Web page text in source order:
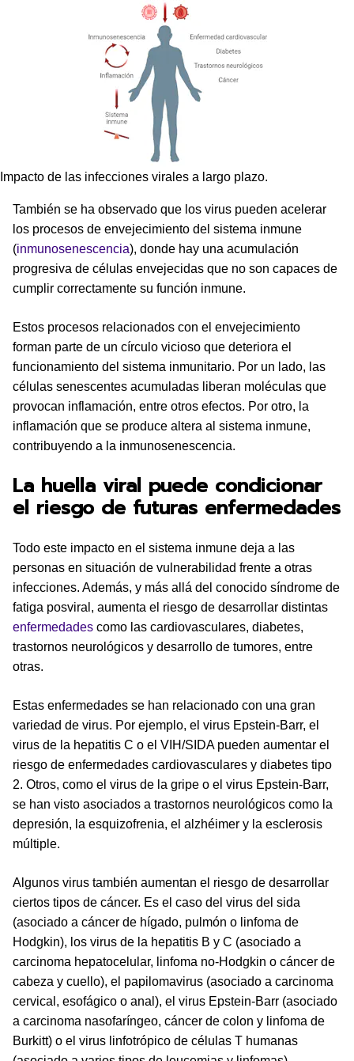
Impacto de las infecciones virales a largo plazo.
También se ha observado que los virus pueden acelerar
los procesos de envejecimiento del sistema inmune
(inmunosenescencia), donde hay una acumulación
progresiva de células envejecidas que no son capaces de
cumplir correctamente su función inmune.
Estos procesos relacionados con el envejecimiento
forman parte de un círculo vicioso que deteriora el
funcionamiento del sistema inmunitario. Por un lado, las
células senescentes acumuladas liberan moléculas que
provocan inflamación, entre otros efectos. Por otro, la
inflamación que se produce altera al sistema inmune,
contribuyendo a la inmunosenescencia.
La huella viral puede condicionar
el riesgo de futuras enfermedades
Todo este impacto en el sistema inmune deja a las
personas en situación de vulnerabilidad frente a otras
infecciones. Además, y más allá del conocido síndrome de
fatiga posviral, aumenta el riesgo de desarrollar distintas
enfermedades como las cardiovasculares, diabetes,
trastornos neurológicos y desarrollo de tumores, entre
otras.
Estas enfermedades se han relacionado con una gran
variedad de virus. Por ejemplo, el virus Epstein-Barr, el
virus de la hepatitis C o el VIH/SIDA pueden aumentar el
riesgo de enfermedades cardiovasculares y diabetes tipo
2. Otros, como el virus de la gripe o el virus Epstein-Barr,
se han visto asociados a trastornos neurológicos como la
depresión, la esquizofrenia, el alzhéimer y la esclerosis
múltiple.
Algunos virus también aumentan el riesgo de desarrollar
ciertos tipos de cáncer. Es el caso del virus del sida
(asociado a cáncer de hígado, pulmón o linfoma de
Hodgkin), los virus de la hepatitis B y C (asociado a
carcinoma hepatocelular, linfoma no-Hodgkin o cáncer de
cabeza y cuello), el papilomavirus (asociado a carcinoma
cervical, esofágico o anal), el virus Epstein-Barr (asociado
a carcinoma nasofaríngeo, cáncer de colon y linfoma de
Burkitt) o el virus linfotrópico de células T humanas